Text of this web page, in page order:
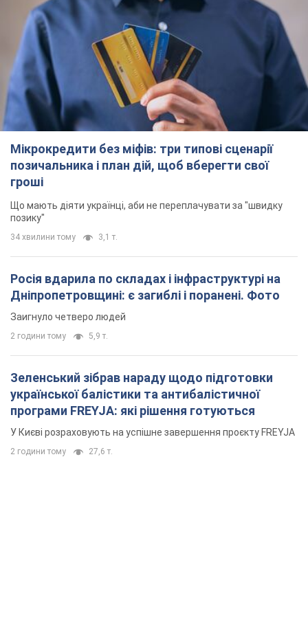
Мікрокредити без міфів: три типові сценарії
позичальника і план дій, щоб вберегти свої
гроші
Що мають діяти українці, аби не переплачувати за "швидку
позику"
34 хвилини тому 3,1 т.
Росія вдарила по складах і інфраструктурі на
Дніпропетровщині: є загиблі і поранені. Фото
Заигнуло четверо людей
2 години тому 5,9 т.
Зеленський зібрав нараду щодо підготовки
української балістики та антибалістичної
програми FREYJA: які рішення готуються
У Києві розраховують на успішне завершення проєкту FREYJA
2 години тому 27,6 т.